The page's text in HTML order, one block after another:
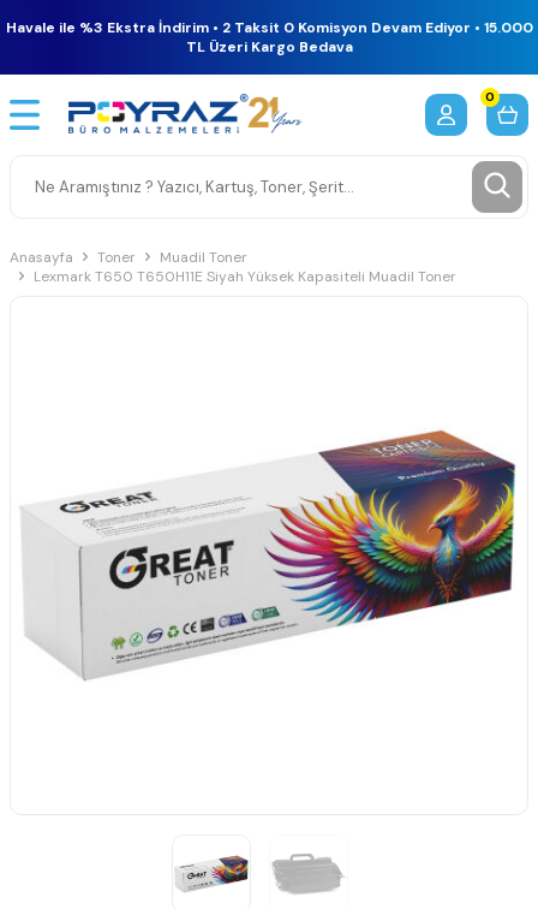
Havale ile %3 Ekstra İndirim • 2 Taksit 0 Komisyon Devam Ediyor • 15.000
TL Üzeri Kargo Bedava
0
Anasayfa Toner
Muadil Toner
Lexmark T650 T650H11E Siyah Yüksek Kapasiteli Muadil Toner